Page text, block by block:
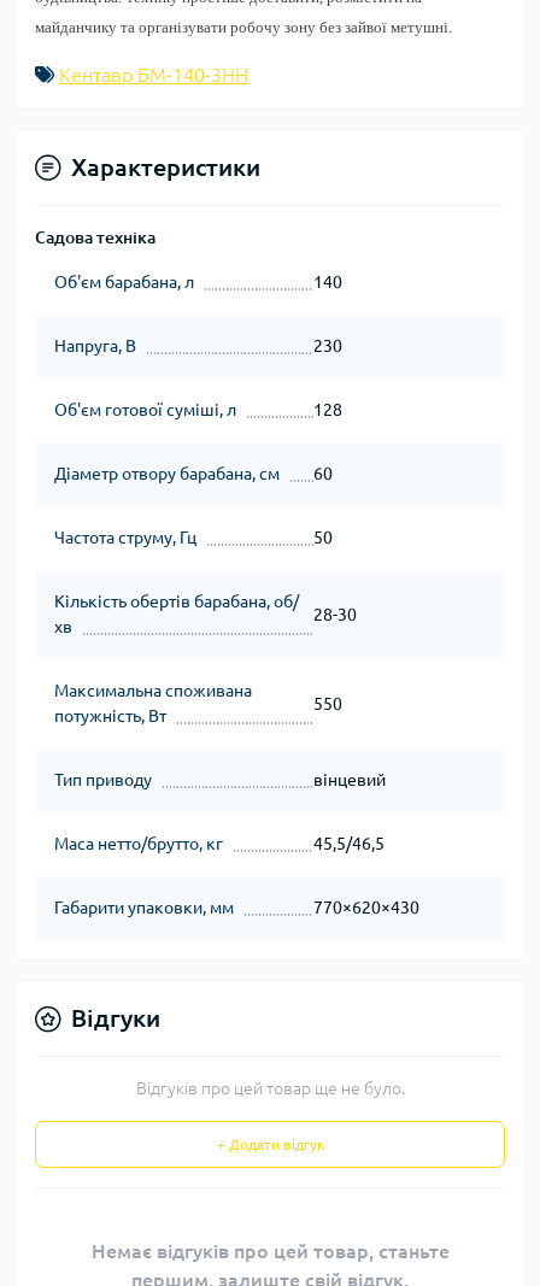
майданчику та організувати робочу зону без зайвої метушні.
Кентавр БМ-140-3НН
Характеристики
Садова техніка
Об'єм барабана, л 140
Напруга, В 230
Об'єм готової суміші, л 128
Діаметр отвору барабана, см 60
Частота струму, Гц 50
Кількість обертів барабана, об/
хв
28-30
Максимальна споживана
потужність, Вт
550
Тип приводу вінцевий
Маса нетто/брутто, кг 45,5/46,5
Габарити упаковки, мм 770×620×430
Відгуки
Відгуків про цей товар ще не було.
+ Додати відгук
Немає відгуків про цей товар, станьте
першим, залиште свій відгук.